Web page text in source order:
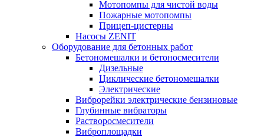
Мотопомпы для чистой воды
Пожарные мотопомпы
Прицеп-цистерны
Насосы ZENIT
Оборудование для бетонных работ
Бетономешалки и бетоносмесители
Дизельные
Циклические бетономешалки
Электрические
Виброрейки электрические бензиновые
Глубинные вибраторы
Растворосмесители
Виброплощадки